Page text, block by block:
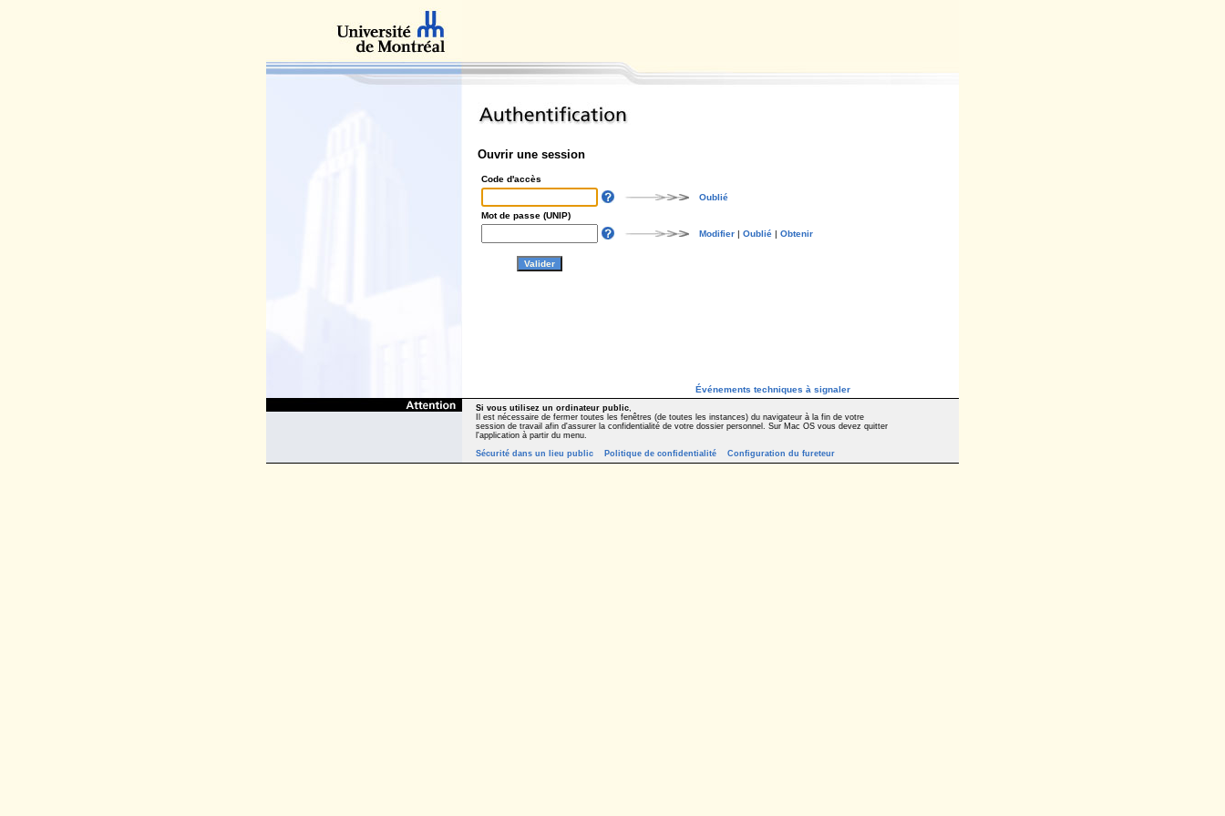
Ouvrir une session
Code d'accès
Oublié
Mot de passe (UNIP)
Modifier | Oublié | Obtenir
Événements techniques à signaler
Si vous utilisez un ordinateur public,
Il est nécessaire de fermer toutes les fenêtres (de toutes les instances) du navigateur à la fin de votre
session de travail afin d'assurer la confidentialité de votre dossier personnel. Sur Mac OS vous devez quitter
l'application à partir du menu.
Sécurité dans un lieu public
Politique de confidentialité Configuration du fureteur